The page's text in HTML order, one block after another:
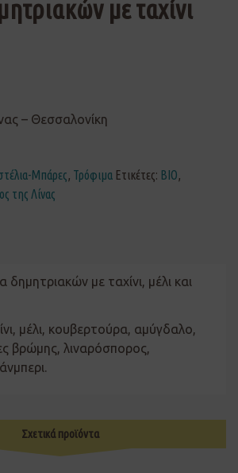
με ταχίνι
– Θεσσαλονίκη
Μπάρες, Τρόφιμα Ετικέτες: ΒΙΟ,
της Λίνας
δημητριακών με ταχίνι, μέλι και
μέλι, κουβερτούρα, αμύγδαλο,
βρώμης, λιναρόσπορος,
Σχετικά προϊόντα